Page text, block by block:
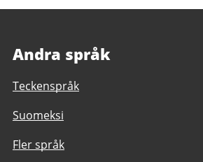
Andra språk
Teckenspråk
Suomeksi
Fler språk